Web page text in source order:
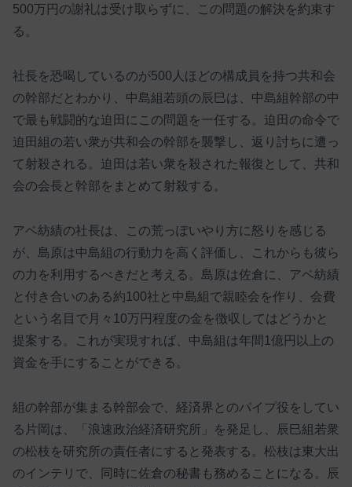
500万円の謝礼は受け取らずに、この問題の解決を約束す
る。
社長を恐喝しているのが500人ほどの構成員を持つ共和会
の幹部だとわかり、中島組若頭の辰巳は、中島組幹部の中
で最も戦闘的な迫田にこの問題を一任する。迫田の命令で
迫田組の若い衆が共和会の幹部を襲撃し、返り討ちに遭っ
て射殺される。迫田は若い衆を殺された報復として、共和
会の会長と幹部をまとめて射殺する。
アベ紡績の社長は、この荒っぽいやり方に怒りを感じる
が、島原は中島組の行動力を高く評価し、これからも彼ら
の力を利用するべきだと考える。島原は佐倉に、アベ紡績
と付き合いのある約100社と中島組で親睦会を作り、会費
という名目で月々10万円程度の金を徴収してはどうかと
提案する。これが実現すれば、中島組は年間1億円以上の
資金を手にすることができる。
組の幹部が集まる幹部会で、経済界とのパイプ役をしてい
る片岡は、「浪速政治経済研究所」を発足し、辰巳組若衆
の松枝を研究所の責任者にすると発表する。松枝は東大出
のインテリで、同時に佐倉の秘書も務めることになる。辰